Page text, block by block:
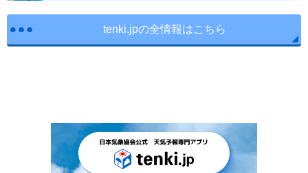
tenki.jpの全情報はこちら